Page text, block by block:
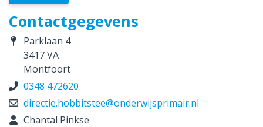
Contactgegevens
Parklaan 4
3417 VA
Montfoort
0348 472620
directie.hobbitstee@onderwijsprimair.nl
Chantal Pinkse